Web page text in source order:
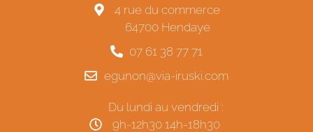
4 rue du commerce
64700 Hendaye
07 61 38 77 71
egunon@via-iruski.com
Du lundi au vendredi :
9h-12h30 14h-18h30